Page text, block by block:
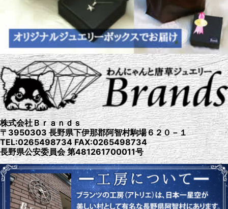
株式会社Ｂｒａｎｄｓ
〒3950303 長野県下伊那郡阿智村駒場６２０－１
TEL:0265498734 FAX:0265498734
長野県公安委員会 第481261700011号